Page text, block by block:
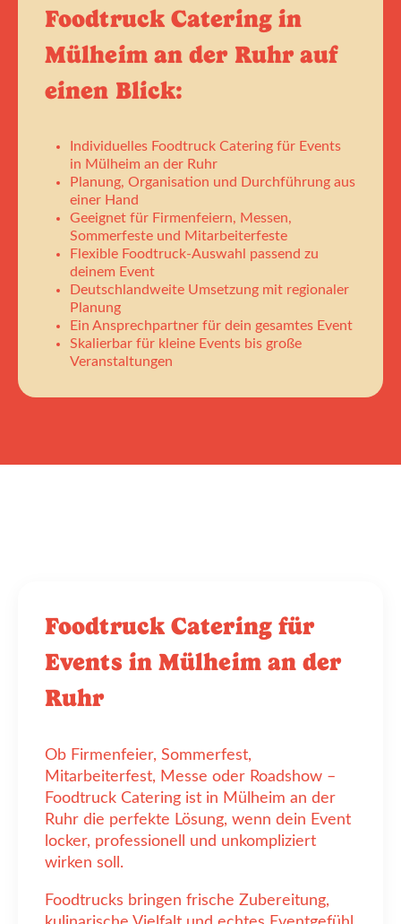
Foodtruck Catering in
Mülheim an der Ruhr auf
einen Blick:
Individuelles Foodtruck Catering für Events
in Mülheim an der Ruhr
Planung, Organisation und Durchführung aus
einer Hand
Geeignet für Firmenfeiern, Messen,
Sommerfeste und Mitarbeiterfeste
Flexible Foodtruck-Auswahl passend zu
deinem Event
Deutschlandweite Umsetzung mit regionaler
Planung
Ein Ansprechpartner für dein gesamtes Event
Skalierbar für kleine Events bis große
Veranstaltungen
Foodtruck Catering für
Events in Mülheim an der
Ruhr
Ob Firmenfeier, Sommerfest,
Mitarbeiterfest, Messe oder Roadshow –
Foodtruck Catering ist in Mülheim an der
Ruhr die perfekte Lösung, wenn dein Event
locker, professionell und unkompliziert
wirken soll.
Foodtrucks bringen frische Zubereitung,